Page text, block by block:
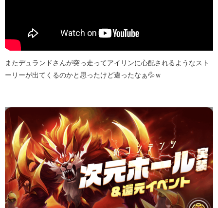
またデュランドさんが突っ走ってアイリンに心配されるようなスト
ーリーが出てくるのかと思ったけど違ったなぁ💦ｗ